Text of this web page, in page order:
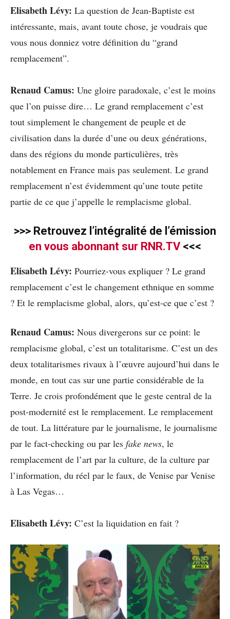
Elisabeth Lévy: La question de Jean-Baptiste est
intéressante, mais, avant toute chose, je voudrais que
vous nous donniez votre définition du “grand
remplacement”.
Renaud Camus: Une gloire paradoxale, c’est le moins
que l’on puisse dire… Le grand remplacement c’est
tout simplement le changement de peuple et de
civilisation dans la durée d’une ou deux générations,
dans des régions du monde particulières, très
notablement en France mais pas seulement. Le grand
remplacement n’est évidemment qu’une toute petite
partie de ce que j’appelle le remplacisme global.
>>> Retrouvez l’intégralité de l’émission
en vous abonnant sur RNR.TV<<<
Elisabeth Lévy: Pourriez-vous expliquer ? Le grand
remplacement c’est le changement ethnique en somme
? Et le remplacisme global, alors, qu’est-ce que c’est ?
Renaud Camus: Nous divergerons sur ce point: le
remplacisme global, c’est un totalitarisme. C’est un des
deux totalitarismes rivaux à l’œuvre aujourd’hui dans le
monde, en tout cas sur une partie considérable de la
Terre. Je crois profondément que le geste central de la
post-modernité est le remplacement. Le remplacement
de tout. La littérature par le journalisme, le journalisme
par le fact-checking ou par les fake news, le
remplacement de l’art par la culture, de la culture par
l’information, du réel par le faux, de Venise par Venise
à Las Vegas…
Elisabeth Lévy: C’est la liquidation en fait ?